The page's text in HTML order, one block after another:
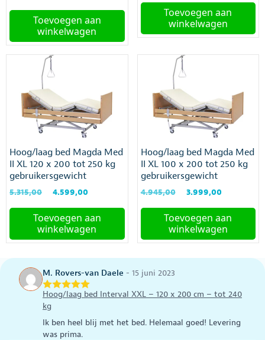
was:
€2.669,00.
is:
Toevoegen aan
winkelwagen
was:
€2.489,00.
is:
€2.195,00.
Toevoegen aan
winkelwagen
Hoog/laag bed Magda Med
II XL 120 x 200 tot 250 kg
gebruikersgewicht
5.315,00
Oorspronkelijke
was:
€5.315,00.
4.599,00
is:
Toevoegen aan
winkelwagen
Hoog/laag bed Magda Med
II XL 100 x 200 tot 250 kg
gebruikersgewicht
4.945,00
Oorspronkelijke
was:
€4.945,00.
3.999,00
is:
Toevoegen aan
winkelwagen
M. Rovers-van Daele - 15 juni 2023
Hoog/laag bed Interval XXL – 120 x 200 cm – tot 240
kg
Ik ben heel blij met het bed. Helemaal goed! Levering
was prima.